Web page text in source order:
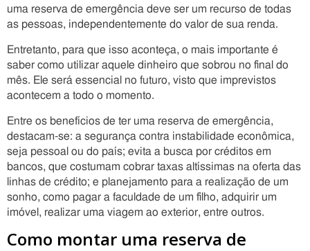
uma reserva de emergência deve ser um recurso de todas
as pessoas, independentemente do valor de sua renda.
Entretanto, para que isso aconteça, o mais importante é
saber como utilizar aquele dinheiro que sobrou no final do
mês. Ele será essencial no futuro, visto que imprevistos
acontecem a todo o momento.
Entre os benefícios de ter uma reserva de emergência,
destacam-se: a segurança contra instabilidade econômica,
seja pessoal ou do país; evita a busca por créditos em
bancos, que costumam cobrar taxas altíssimas na oferta das
linhas de crédito; e planejamento para a realização de um
sonho, como pagar a faculdade de um filho, adquirir um
imóvel, realizar uma viagem ao exterior, entre outros.
Como montar uma reserva de